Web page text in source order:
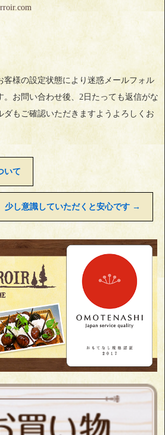
客様の設定状態により迷惑メールフォル
。お問い合わせ後、2日たっても返信がな
ダもご確認いただきますようよろしくお
いて
少し意識していただくと安心です →